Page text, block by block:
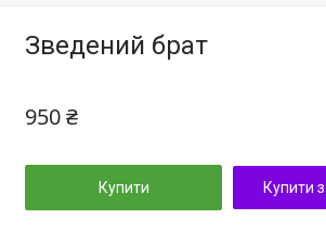
Зведений брат
950 ₴
Купити Купити з